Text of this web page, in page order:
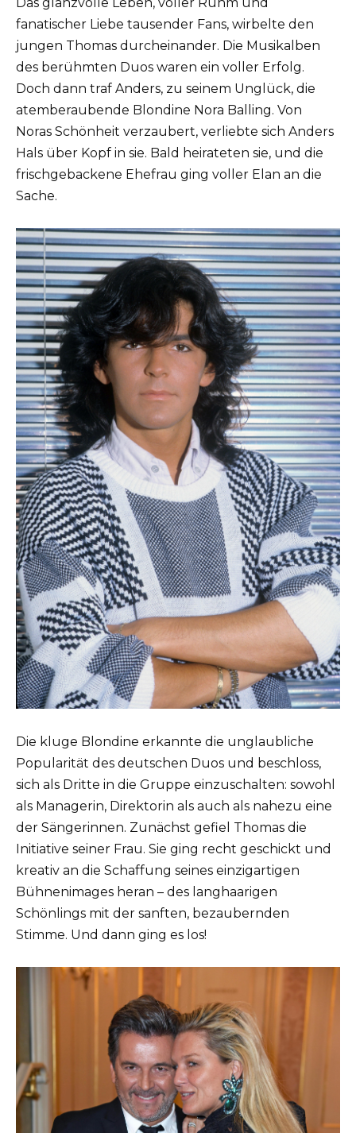
fanatischer Liebe tausender Fans, wirbelte den
jungen Thomas durcheinander. Die Musikalben
des berühmten Duos waren ein voller Erfolg.
Doch dann traf Anders, zu seinem Unglück, die
atemberaubende Blondine Nora Balling. Von
Noras Schönheit verzaubert, verliebte sich Anders
Hals über Kopf in sie. Bald heirateten sie, und die
frischgebackene Ehefrau ging voller Elan an die
Sache.
Die kluge Blondine erkannte die unglaubliche
Popularität des deutschen Duos und beschloss,
sich als Dritte in die Gruppe einzuschalten: sowohl
als Managerin, Direktorin als auch als nahezu eine
der Sängerinnen. Zunächst gefiel Thomas die
Initiative seiner Frau. Sie ging recht geschickt und
kreativ an die Schaffung seines einzigartigen
Bühnenimages heran – des langhaarigen
Schönlings mit der sanften, bezaubernden
Stimme. Und dann ging es los!